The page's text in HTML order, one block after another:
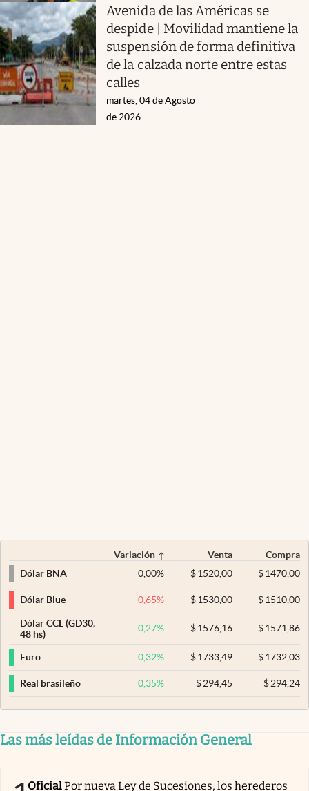
Avenida de las Américas se
despide | Movilidad mantiene la
suspensión de forma definitiva
de la calzada norte entre estas
calles
martes, 04 de Agosto
de 2026
Variación Venta
Compra
Dólar BNA
0,00% $ 1520,00 $1470,00
Dólar Blue -0,65% $ 1530,00 $1510,00
Dólar CCL (GD30,
48 hs)
0,27% $ 1576,16 $1571,86
Euro 0,32% $ 1733,49 $1732,03
Real brasileño 0,35% $ 294,45 $294,24
Las más leídas de Información General
OficialPor nueva Ley de Sucesiones, los herederos